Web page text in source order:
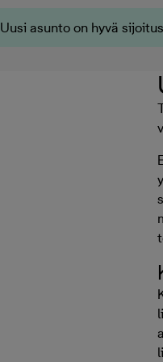
Uusi asunto on hyvä sijoitus